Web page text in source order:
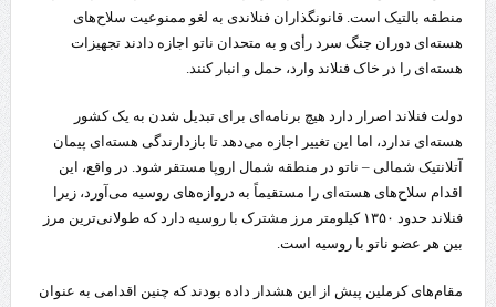
منطقه بالتیک است. قانونگذاران فنلاندی به لغو ممنوعیت سلاح‌های
هسته‌ای دوران جنگ سرد رأی و به متحدان ناتو اجازه دادند تجهیزات
هسته‌ای را در خاک فنلاند وارد، حمل و انبار کنند.
دولت فنلاند اصرار دارد هیچ برنامه‌ای برای تبدیل شدن به یک کشور
هسته‌ای ندارد، اما این تغییر اجازه می‌دهد تا بازدارندگی هسته‌ای پیمان
آتلانتیک شمالی – ناتو در منطقه شمال اروپا مستقر شود. در واقع، این
اقدام سلاح‌های هسته‌ای را مستقیماً به دروازه‌های روسیه می‌آورد، زیرا
فنلاند حدود ۱۳۵۰ کیلومتر مرز مشترک با روسیه دارد که طولانی‌ترین مرز
بین هر عضو ناتو با روسیه است.
مقام‌های کرملین پیش از این هشدار داده بودند که چنین اقدامی به عنوان